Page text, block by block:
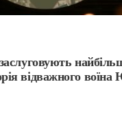
відважного воїна